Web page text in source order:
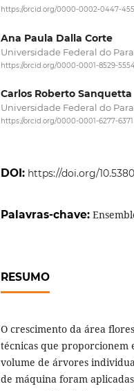
https://orcid.org/0000-0002-0447-
Ana Paula Dalla Corte
Universidade Federal do
https://orcid.org/0000-0001-8529-
Carlos Roberto Sanquetta
Universidade Federal do
https://orcid.org/0000-0001-6277-6371
DOI: https://doi.org/
Palavras-chave:
RESUMO
O crescimento da área
técnicas que proporcionem
volume de árvores
de máquina foram